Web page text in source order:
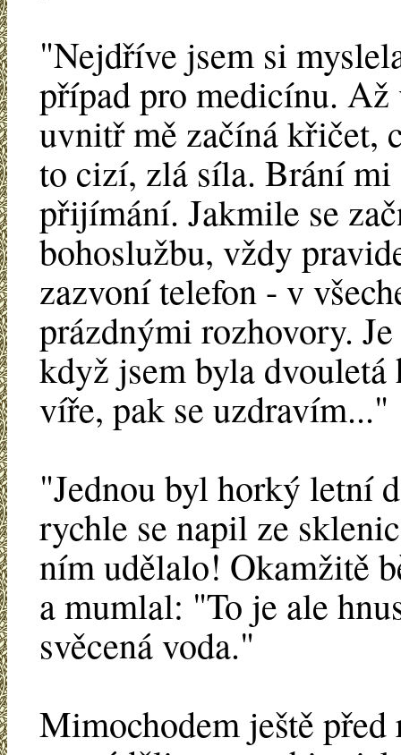
"Nejdříve jsem si
případ pro medicínu.
uvnitř mě začíná křičet,
to cizí, zlá síla. Brání mi
přijímání. Jakmile se
bohoslužbu, vždy
zazvoní telefon - v
prázdnými rozhovory.
když jsem byla
víře, pak se uzdravím..."
"Jednou byl horký letní
rychle se napil ze
ním udělalo! Okamžitě
a mumlal: "To je ale
svěcená voda."
Mimochodem ještě